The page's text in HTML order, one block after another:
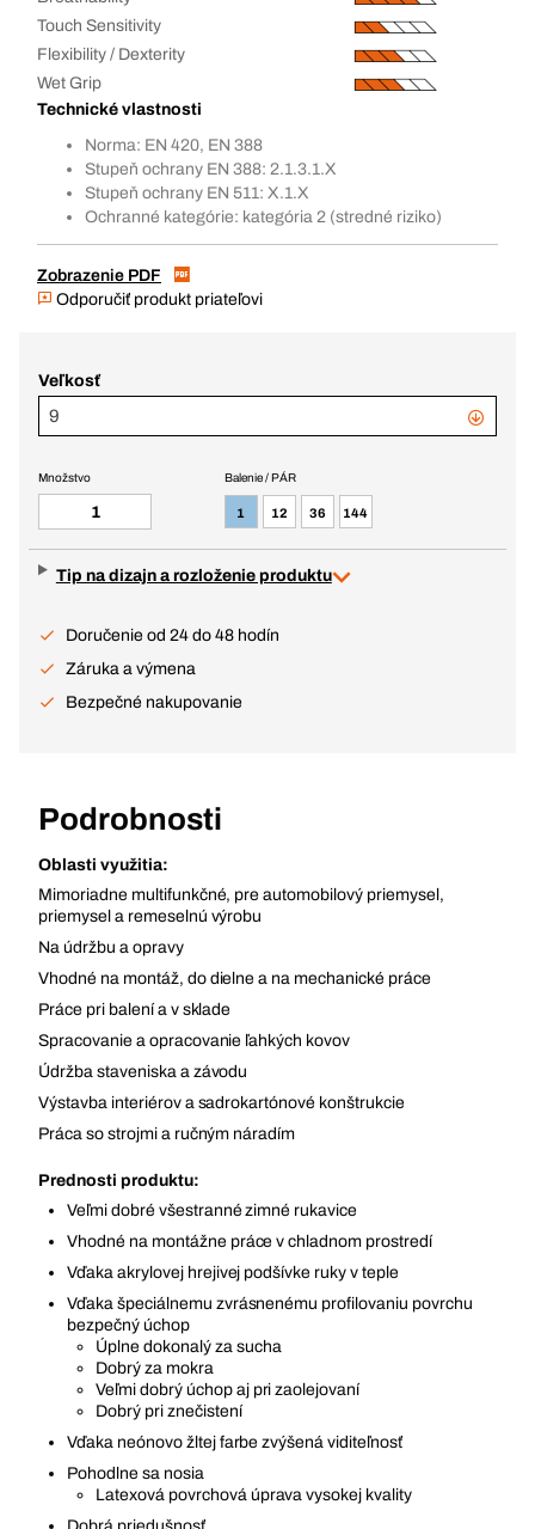
Touch Sensitivity
Flexibility / Dexterity
Wet Grip
Technické vlastnosti
Norma: EN 420, EN 388
Stupeň ochrany EN 388: 2.1.3.1.X
Stupeň ochrany EN 511: X.1.X
Ochranné kategórie: kategória 2 (stredné riziko)
Zobrazenie PDF
Odporučiť produkt priateľovi
Veľkosť
9
Balenie / PÁR
1 12 36 144
Množstvo
Tip na dizajn a rozloženie produktu
Doručenie od 24 do 48 hodín
Záruka a výmena
Bezpečné nakupovanie
Podrobnosti
Oblasti využitia:
Mimoriadne multifunkčné, pre automobilový priemysel,
priemysel a remeselnú výrobu
Na údržbu a opravy
Vhodné na montáž, do dielne a na mechanické práce
Práce pri balení a v sklade
Spracovanie a opracovanie ľahkých kovov
Údržba staveniska a závodu
Výstavba interiérov a sadrokartónové konštrukcie
Práca so strojmi a ručným náradím
Prednosti produktu:
Veľmi dobré všestranné zimné rukavice
Vhodné na montážne práce v chladnom prostredí
Vďaka akrylovej hrejivej podšívke ruky v teple
Vďaka špeciálnemu zvrásnenému profilovaniu povrchu
bezpečný úchop
Úplne dokonalý za sucha
Dobrý za mokra
Veľmi dobrý úchop aj pri zaolejovaní
Dobrý pri znečistení
Vďaka neónovo žltej farbe zvýšená viditeľnosť
Pohodlne sa nosia
Latexová povrchová úprava vysokej kvality